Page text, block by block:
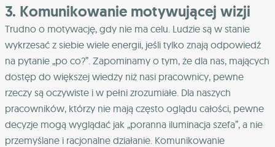
3. Komunikowanie motywującej wizji
Trudno o motywację, gdy nie ma celu. Ludzie są w stanie
wykrzesać z siebie wiele energii, jeśli tylko znają odpowiedź
na pytanie „po co?”. Zapominamy o tym, że dla nas, mających
dostęp do większej wiedzy niż nasi pracownicy, pewne
rzeczy są oczywiste i w pełni zrozumiałe. Dla naszych
pracowników, którzy nie mają często oglądu całości, pewne
decyzje mogą wyglądać jak „poranna iluminacja szefa”, a nie
przemyślane i racjonalne działanie. Komunikowanie